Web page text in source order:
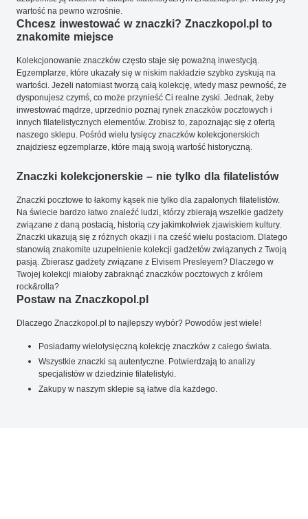
wartość na pewno wzrośnie.
Chcesz inwestować w znaczki? Znaczkopol.pl to
znakomite miejsce
Kolekcjonowanie znaczków często staje się poważną inwestycją.
Egzemplarze, które ukazały się w niskim nakładzie szybko zyskują na
wartości. Jeżeli natomiast tworzą całą kolekcję, wtedy masz pewność, że
dysponujesz czymś, co może przynieść Ci realne zyski. Jednak, żeby
inwestować mądrze, uprzednio poznaj rynek znaczków pocztowych i
innych filatelistycznych elementów. Zrobisz to, zapoznając się z ofertą
naszego sklepu. Pośród wielu tysięcy znaczków kolekcjonerskich
znajdziesz egzemplarze, które mają swoją wartość historyczną.
Znaczki kolekcjonerskie – nie tylko dla filatelistów
Znaczki pocztowe to łakomy kąsek nie tylko dla zapalonych filatelistów.
Na świecie bardzo łatwo znaleźć ludzi, którzy zbierają wszelkie gadżety
związane z daną postacią, historią czy jakimkolwiek zjawiskiem kultury.
Znaczki ukazują się z różnych okazji i na cześć wielu postaciom. Dlatego
stanowią znakomite uzupełnienie kolekcji gadżetów związanych z Twoją
pasją. Zbierasz gadżety związane z Elvisem Presleyem? Dlaczego w
Twojej kolekcji miałoby zabraknąć znaczków pocztowych z królem
rock&rolla?
Postaw na Znaczkopol.pl
Dlaczego Znaczkopol.pl to najlepszy wybór? Powodów jest wiele!
Posiadamy wielotysięczną kolekcję znaczków z całego świata.
Wszystkie znaczki są autentyczne. Potwierdzają to analizy
specjalistów w dziedzinie filatelistyki.
Zakupy w naszym sklepie są łatwe dla każdego.